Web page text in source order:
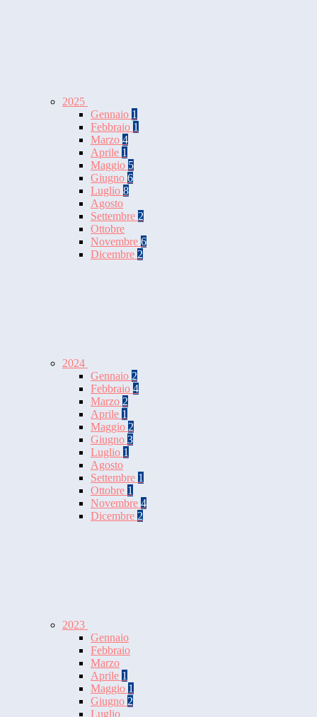
2025
Gennaio 1
Febbraio 1
Marzo 4
Aprile 1
Maggio 5
Giugno 6
Luglio 8
Agosto
Settembre 2
Ottobre
Novembre 6
Dicembre 2
2024
Gennaio 2
Febbraio 4
Marzo 2
Aprile 1
Maggio 2
Giugno 3
Luglio 1
Agosto
Settembre 1
Ottobre 1
Novembre 4
Dicembre 2
2023
Gennaio
Febbraio
Marzo
Aprile 1
Maggio 1
Giugno 2
Luglio